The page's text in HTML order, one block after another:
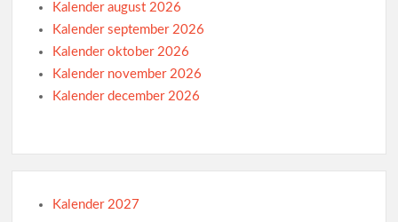
Kalender august 2026
Kalender september 2026
Kalender oktober 2026
Kalender november 2026
Kalender december 2026
Kalender 2027